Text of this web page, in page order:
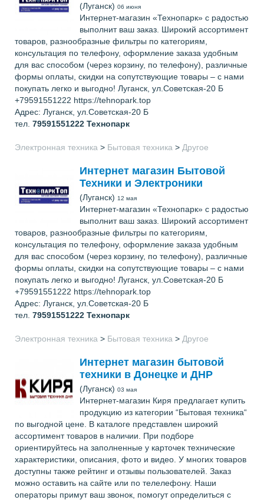
(Луганск) 06 июня
Интернет-магазин «Технопарк» с радостью
выполнит ваш заказ. Широкий ассортимент
товаров, разнообразные фильтры по категориям,
консультация по телефону, оформление заказа удобным
для вас способом (через корзину, по телефону), различные
формы оплаты, скидки на сопутствующие товары – с нами
покупать легко и выгодно! Луганск, ул.Советская-20 Б
+79591551222 https://tehnopark.top
Адрес: Луганск, ул.Советская-20 Б
тел. 79591551222 Технопарк
Электронная техника > Бытовая техника > Другое
Интернет магазин Бытовой
Техники и Электроники
(Луганск) 12 мая
Интернет-магазин «Технопарк» с радостью
выполнит ваш заказ. Широкий ассортимент
товаров, разнообразные фильтры по категориям,
консультация по телефону, оформление заказа удобным
для вас способом (через корзину, по телефону), различные
формы оплаты, скидки на сопутствующие товары – с нами
покупать легко и выгодно! Луганск, ул.Советская-20 Б
+79591551222 https://tehnopark.top
Адрес: Луганск, ул.Советская-20 Б
тел. 79591551222 Технопарк
Электронная техника > Бытовая техника > Другое
Интернет магазин бытовой
техники в Донецке и ДНР
(Луганск) 03 мая
Интернет-магазин Киря предлагает купить
продукцию из категории “Бытовая техника“
по выгодной цене. В каталоге представлен широкий
ассортимент товаров в наличии. При подборе
ориентируйтесь на заполненные у карточек технические
характеристики, описания, фото и видео. У многих товаров
доступны также рейтинг и отзывы пользователей. Заказ
можно оставить на сайте или по телелефону. Наши
операторы примут ваш звонок, помогут определиться с